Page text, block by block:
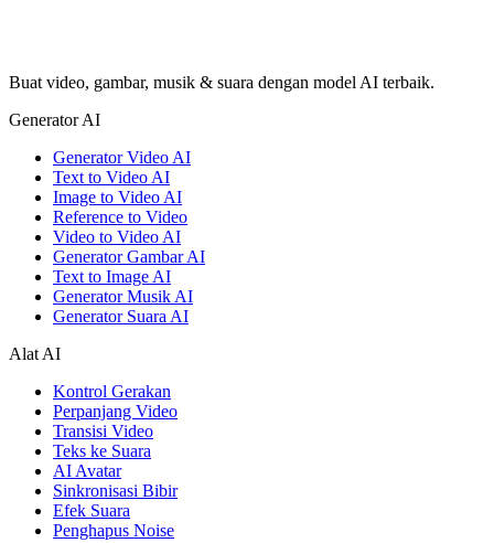
Buat video, gambar, musik & suara dengan model AI terbaik.
Generator AI
Generator Video AI
Text to Video AI
Image to Video AI
Reference to Video
Video to Video AI
Generator Gambar AI
Text to Image AI
Generator Musik AI
Generator Suara AI
Alat AI
Kontrol Gerakan
Perpanjang Video
Transisi Video
Teks ke Suara
AI Avatar
Sinkronisasi Bibir
Efek Suara
Penghapus Noise